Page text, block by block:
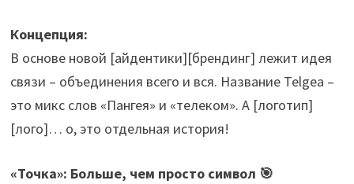
Концепция:
В основе новой [айдентики][брендинг] лежит идея
связи – объединения всего и вся. Название Telgea –
это микс слов «Пангея» и «телеком». А [логотип]
[лого]… о, это отдельная история!
«Точка»: Больше, чем просто символ 🎯